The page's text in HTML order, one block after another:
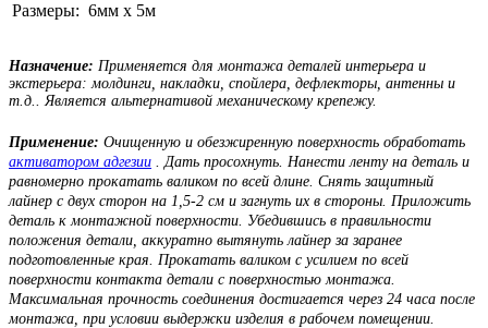
Размеры: 6мм х 5м
Назначение: Применяется для монтажа деталей интерьера и
экстерьера: молдинги, накладки, спойлера, дефлекторы, антенны и
т.д.. Является альтернативой механическому крепежу.
Применение: Очищенную и обезжиренную поверхность обработать
активатором адгезии . Дать просохнуть. Нанести ленту на деталь и
равномерно прокатать валиком по всей длине. Снять защитный
лайнер с двух сторон на 1,5-2 см и загнуть их в стороны. Приложить
деталь к монтажной поверхности. Убедившись в правильности
положения детали, аккуратно вытянуть лайнер за заранее
подготовленные края. Прокатать валиком с усилием по всей
поверхности контакта детали с поверхностью монтажа.
Максимальная прочность соединения достигается через 24 часа после
монтажа, при условии выдержки изделия в рабочем помещении.